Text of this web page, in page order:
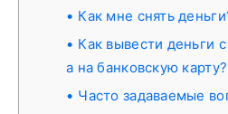
Как мне снять
Как вывести деньги
а на банковскую карту?
Часто задаваемые